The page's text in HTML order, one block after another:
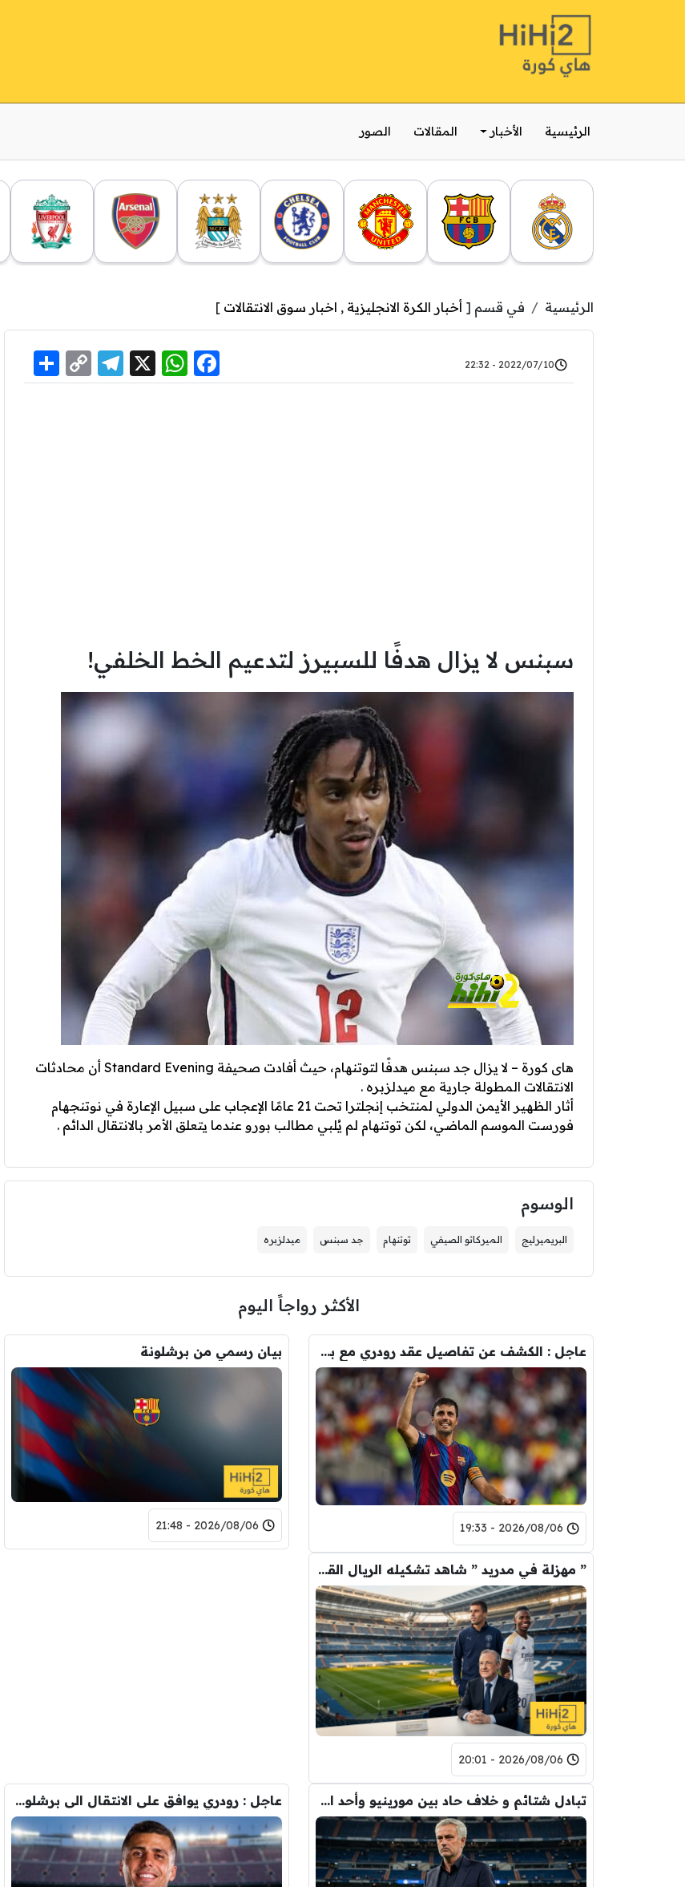
الرئيسية الأخبار المقالات الصور
الرئيسية في قسم [ أخبار الكرة الانجليزية , اخبار سوق الانتقالات ]
2022/07/10 - 22:32
Facebook
WhatsApp
X
Telegram
Copy
Link
سبنس لا يزال هدفًا للسبيرز لتدعيم الخط الخلفي!
هاى كورة – لا يزال جد سبنس هدفًا لتوتنهام، حيث أفادت صحيفة Standard Evening أن محادثات
الانتقالات المطولة جارية مع ميدلزبره .
أثار الظهير الأيمن الدولي لمنتخب إنجلترا تحت 21 عامًا الإعجاب على سبيل الإعارة في نوتنجهام
فورست الموسم الماضي، لكن توتنهام لم يُلبي مطالب بورو عندما يتعلق الأمر بالانتقال الدائم .
الوسوم
البريميرليج الميركاتو الصيفي توتنهام جد سبنس ميدلزبره
الأكثر رواجاً اليوم
عاجل : الكشف عن تفاصيل عقد رودري مع برشلونة.. قيمة الصفقة والراتب
2026/08/06 - 19:33
بيان رسمي من برشلونة
2026/08/06 - 21:48
” مهزلة في مدريد ” شاهد تشكيله الريال القادمه لاكتساح المركز الثاني
2026/08/06 - 20:01
تبادل شتائم و خلاف حاد بين مورينيو وأحد افراد ادارة ريال مدريد بعد انهيار صفقة رودري عاجل : رودري يوافق على الانتقال الى برشلونة.. 3 أسباب وراء قراره